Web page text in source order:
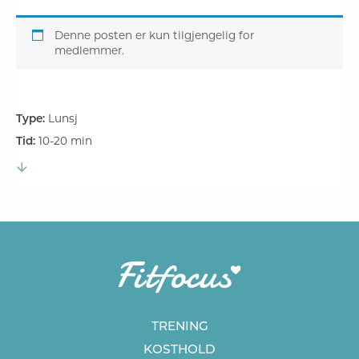
Denne posten er kun tilgjengelig for
medlemmer.
Type: Lunsj
Tid: 10-20 min
TRENING
KOSTHOLD